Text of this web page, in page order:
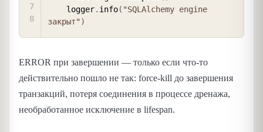
    logger
. info( "SQLAlchemy engine
закрыт")
ERROR при завершении — только если что-то
действительно пошло не так: force-kill до завершения
транзакций, потеря соединения в процессе дренажа,
необработанное исключение в lifespan.